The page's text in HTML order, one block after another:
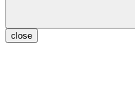
close